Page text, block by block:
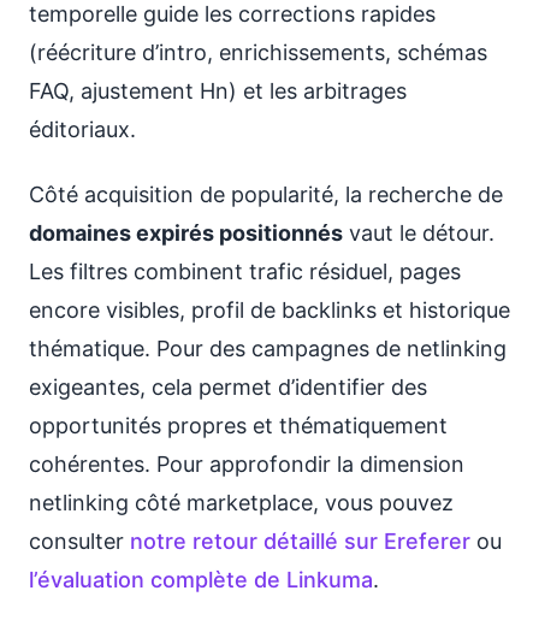
temporelle guide les corrections rapides
(réécriture d’intro, enrichissements, schémas
FAQ, ajustement Hn) et les arbitrages
éditoriaux.
Côté acquisition de popularité, la recherche de
domaines expirés positionnés vaut le détour.
Les filtres combinent trafic résiduel, pages
encore visibles, profil de backlinks et historique
thématique. Pour des campagnes de netlinking
exigeantes, cela permet d’identifier des
opportunités propres et thématiquement
cohérentes. Pour approfondir la dimension
netlinking côté marketplace, vous pouvez
consulter notre retour détaillé sur Ereferer ou
l’évaluation complète de Linkuma.